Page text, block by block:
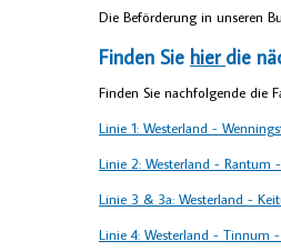
Die Beförderung in unseren
Finden Sie hierdie
Finden Sie nachfolgende die
Linie 1: Westerland -
Linie 2: Westerland - Rantum
Linie 3 & 3a: Westerland -
Linie 4: Westerland -